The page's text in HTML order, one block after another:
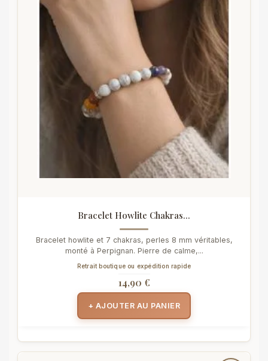
Bracelet Howlite Chakras...
Bracelet howlite et 7 chakras, perles 8 mm véritables,
monté à Perpignan. Pierre de calme,...
Retrait boutique ou expédition rapide
14,90 €
+ AJOUTER AU PANIER